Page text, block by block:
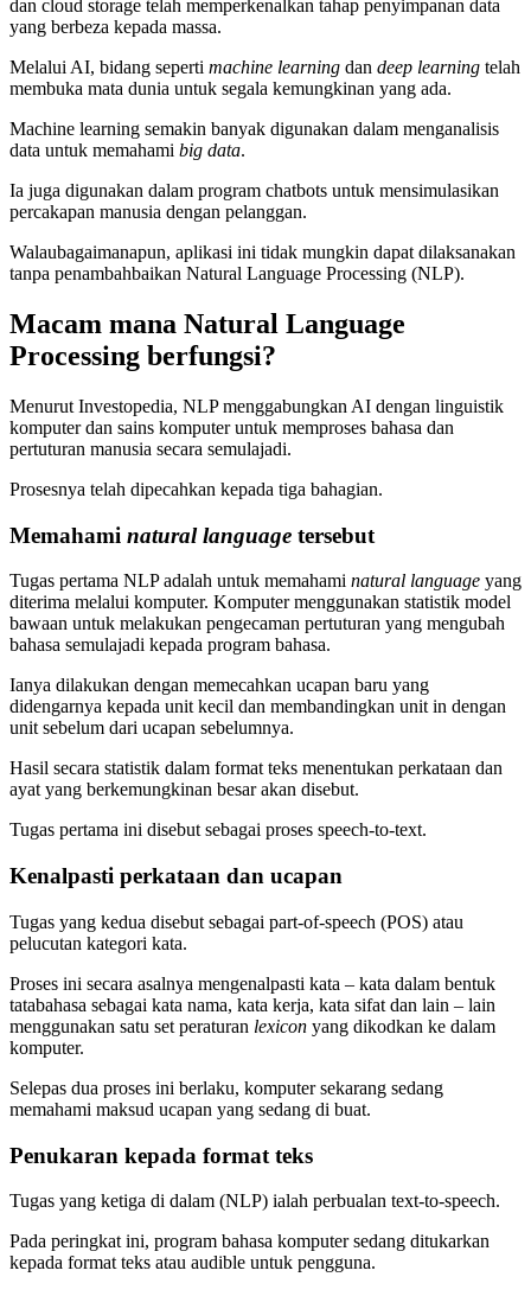
dan cloud storage telah memperkenalkan tahap penyimpanan data
yang berbeza kepada massa.
Melalui AI, bidang seperti machine learning dan deep learning telah
membuka mata dunia untuk segala kemungkinan yang ada.
Machine learning semakin banyak digunakan dalam menganalisis
data untuk memahami big data.
Ia juga digunakan dalam program chatbots untuk mensimulasikan
percakapan manusia dengan pelanggan.
Walaubagaimanapun, aplikasi ini tidak mungkin dapat dilaksanakan
tanpa penambahbaikan Natural Language Processing (NLP).
Macam mana Natural Language
Processing berfungsi?
Menurut Investopedia, NLP menggabungkan AI dengan linguistik
komputer dan sains komputer untuk memproses bahasa dan
pertuturan manusia secara semulajadi.
Prosesnya telah dipecahkan kepada tiga bahagian.
Memahami natural language tersebut
Tugas pertama NLP adalah untuk memahami natural language yang
diterima melalui komputer. Komputer menggunakan statistik model
bawaan untuk melakukan pengecaman pertuturan yang mengubah
bahasa semulajadi kepada program bahasa.
Ianya dilakukan dengan memecahkan ucapan baru yang
didengarnya kepada unit kecil dan membandingkan unit in dengan
unit sebelum dari ucapan sebelumnya.
Hasil secara statistik dalam format teks menentukan perkataan dan
ayat yang berkemungkinan besar akan disebut.
Tugas pertama ini disebut sebagai proses speech-to-text.
Kenalpasti perkataan dan ucapan
Tugas yang kedua disebut sebagai part-of-speech (POS) atau
pelucutan kategori kata.
Proses ini secara asalnya mengenalpasti kata – kata dalam bentuk
tatabahasa sebagai kata nama, kata kerja, kata sifat dan lain – lain
menggunakan satu set peraturan lexicon yang dikodkan ke dalam
komputer.
Selepas dua proses ini berlaku, komputer sekarang sedang
memahami maksud ucapan yang sedang di buat.
Penukaran kepada format teks
Tugas yang ketiga di dalam (NLP) ialah perbualan text-to-speech.
Pada peringkat ini, program bahasa komputer sedang ditukarkan
kepada format teks atau audible untuk pengguna.